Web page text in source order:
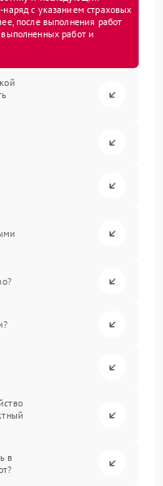
с указанием страховых
после выполнения работ
работ и
в